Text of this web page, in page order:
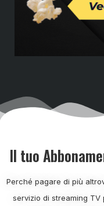
Il tuo
Perché pagare di più
servizio di streaming TV